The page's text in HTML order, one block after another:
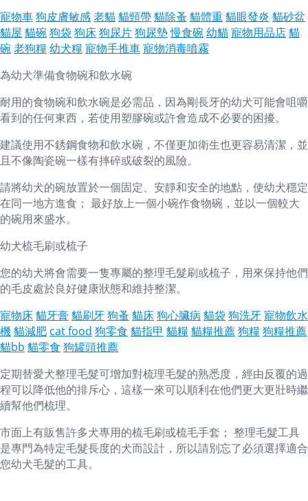
寵物車狗皮膚敏感老貓貓頸帶貓除蚤 貓體重貓眼發炎 貓砂盆
貓屋 貓碗狗袋 狗床狗尿片狗尿墊慢食碗幼貓寵物用品店貓
碗老狗糧幼犬糧寵物手推車寵物消毒噴霧
為幼犬準備食物碗和飲水碗
耐用的食物碗和飲水碗是必需品，因為剛長牙的幼犬可能會咀嚼
看到的任何東西，若使用塑膠碗或許會造成不必要的困擾。
建議使用不銹鋼食物和飲水碗，不僅更加衛生也更容易清潔，並
且不像陶瓷碗一樣有摔碎或破裂的風險。
請將幼犬的碗放置於一個固定、安靜和安全的地點，使幼犬穩定
在同一地方進食； 最好放上一個小碗作食物碗，並以一個較大
的碗用來盛水。
幼犬梳毛刷或梳子
您的幼犬將會需要一隻專屬的整理毛髮刷或梳子，用來保持他們
的毛皮處於良好健康狀態和維持整潔。
寵物床貓牙膏 貓刷牙狗蚤 貓床狗心臟病 貓袋 狗洗牙寵物飲水
機貓減肥 cat food 狗零食 貓指甲 貓糧貓糧推薦狗糧狗糧推薦
貓bb 貓零食 狗罐頭推薦
定期替愛犬整理毛髮可增加對梳理毛髮的熟悉度，經由反覆的過
程可以降低他的排斥心，這樣一來可以順利在他們更大更壯時繼
續幫他們梳理。
市面上有販售許多犬專用的梳毛刷或梳毛手套； 整理毛髮工具
是專門為特定毛髮長度的犬而設計，所以請別忘了必須選擇適合
您幼犬毛髮的工具。